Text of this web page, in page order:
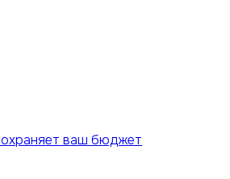
ваш бюджет